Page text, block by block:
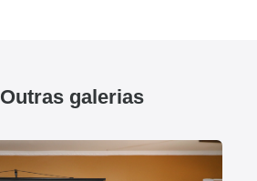
Outras galerias